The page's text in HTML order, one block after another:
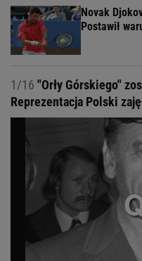
Novak
Postawił
1/16 "Orły Górskiego"
Reprezentacja Polski